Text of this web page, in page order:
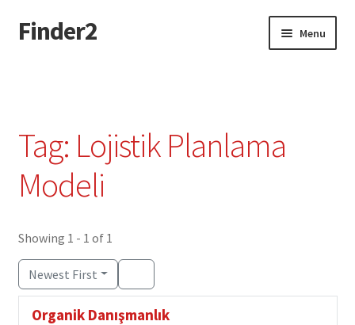
Skip
to
Skip
to
Finder2 Menu
Dashboard
Tag: Lojistik Planlama
Modeli
Showing 1 - 1 of 1
Newest First
Organik Danışmanlık